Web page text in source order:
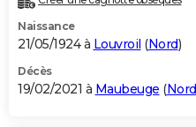
Naissance
21/05/1924 à Louvroil (Nord)
Décès
19/02/2021 à Maubeuge (Nord